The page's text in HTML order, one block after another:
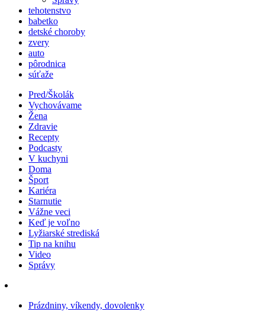
tehotenstvo
babetko
detské choroby
zvery
auto
pôrodnica
súťaže
Pred/Školák
Vychovávame
Žena
Zdravie
Recepty
Podcasty
V kuchyni
Doma
Šport
Kariéra
Starnutie
Vážne veci
Keď je voľno
Lyžiarské strediská
Tip na knihu
Video
Správy
Prázdniny, víkendy, dovolenky